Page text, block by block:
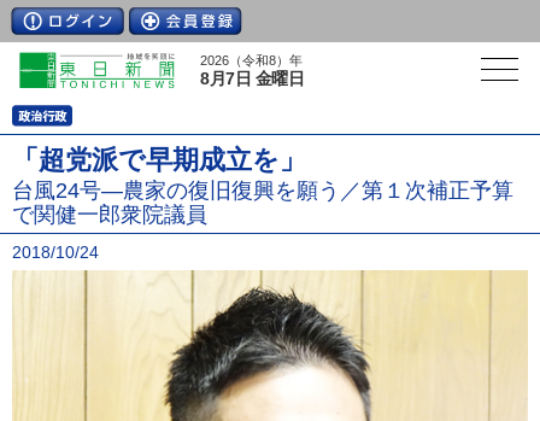
2026（令和8）年
8月7日 金曜日
「超党派で早期成立を」
台風24号―農家の復旧復興を願う／第１次補正予算
で関健一郎衆院議員
2018/10/24